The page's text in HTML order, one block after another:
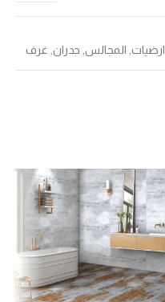
ارضيات المجالس جدران غرف